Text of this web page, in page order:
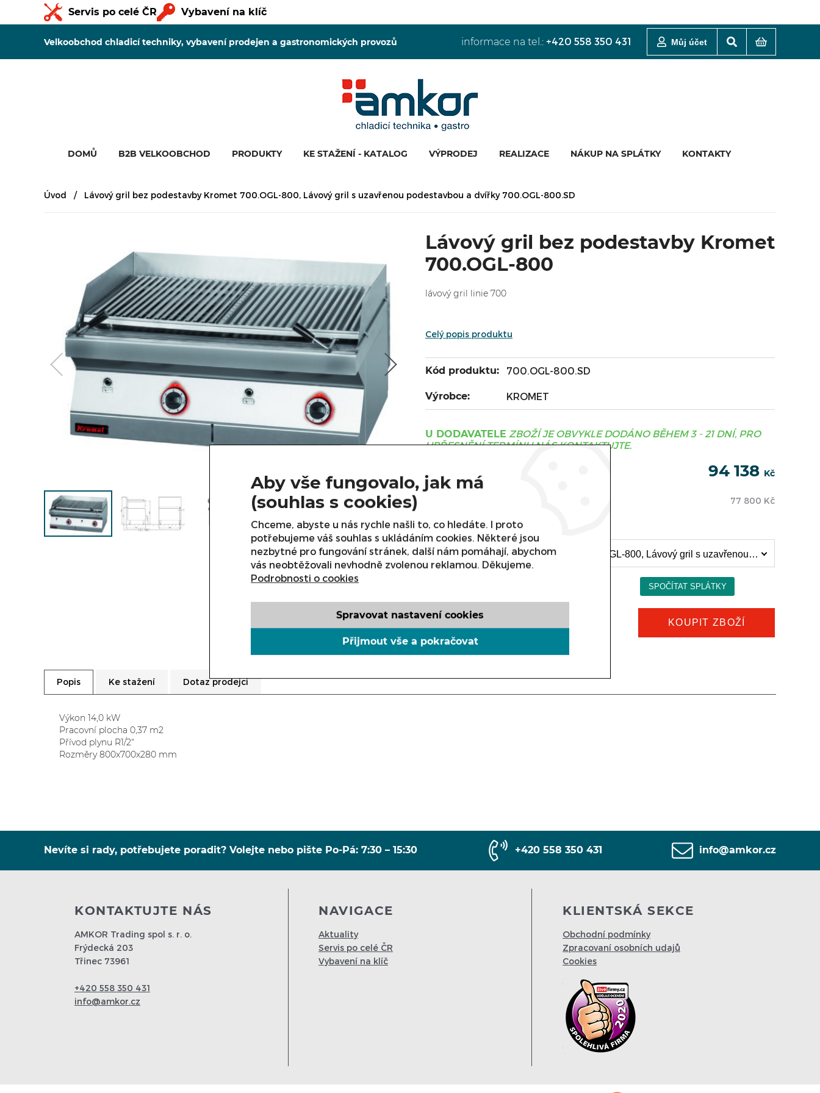
Servis po celé ČR Vybavení na klíč
Velkoobchod chladicí techniky, vybavení prodejen a gastronomických provozů informace na tel.: +420 558 350 431 Můj účet
DOMŮ B2B VELKOOBCHOD PRODUKTY KE STAŽENÍ - KATALOG VÝPRODEJ REALIZACE NÁKUP NA SPLÁTKY KONTAKTY
Úvod Lávový gril bez podestavby Kromet 700.OGL-800, Lávový gril s uzavřenou podestavbou a dvířky 700.OGL-800.SD
Lávový gril bez podestavby Kromet
700.OGL-800
lávový gril linie 700
Celý popis produktu
Kód produktu: 700.OGL-800.SD
Výrobce: KROMET
U DODAVATELE ZBOŽÍ JE OBVYKLE DODÁNO BĚHEM 3 - 21 DNÍ, PRO
UPŘESNĚNÍ TERMÍNU NÁS KONTAKTUJTE.
94 138 Kč
77 800 Kč
Varianta
Lávový gril bez podestavby Kromet 700.OGL-800, Lávový gril s uzavřenou podestavbou a dvířky 700.OGL-800.SD (94 138 Kč)
KOUPIT ZBOŽÍ
Popis Ke stažení Dotaz prodejci
Výkon 14,0 kW
Pracovní plocha 0,37 m2
Přívod plynu R1/2“
Rozměry 800x700x280 mm
Nevíte si rady, potřebujete poradit? Volejte nebo pište Po-Pá: 7:30 – 15:30 +420 558 350 431 info@amkor.cz
KONTAKTUJTE NÁS
AMKOR Trading spol s. r. o.
Frýdecká 203
Třinec 73961
+420 558 350 431
info@amkor.cz
NAVIGACE
Aktuality
Servis po celé ČR
Vybavení na klíč
KLIENTSKÁ SEKCE
Obchodní podmínky
Zpracovaní osobních udajů
Cookies
Aby vše fungovalo, jak má
(souhlas s cookies)
Chceme, abyste u nás rychle našli to, co hledáte. I proto
potřebujeme váš souhlas s ukládáním cookies. Některé jsou
nezbytné pro fungování stránek, další nám pomáhají, abychom
vás neobtěžovali nevhodně zvolenou reklamou. Děkujeme.
Podrobnosti o cookies
Spravovat nastavení cookies
Přijmout vše a pokračovat